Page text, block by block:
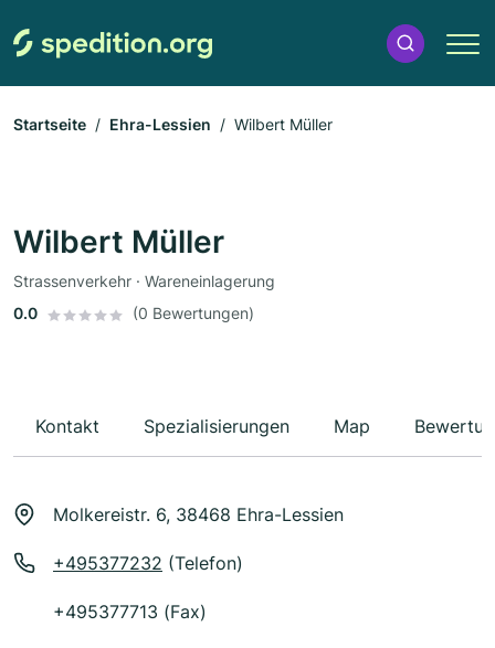
Startseite Ehra-Lessien Wilbert Müller
Wilbert Müller
Strassenverkehr · Wareneinlagerung
0.0
(0 Bewertungen)
Kontakt Spezialisierungen Map
Molkereistr. 6, 38468 Ehra-Lessien
+495377232 (Telefon)
+495377713 (Fax)